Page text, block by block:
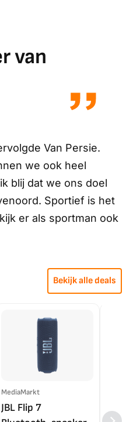
van
Van Persie.
we ook heel
blij dat we ons doel
Sportief is het
er als sportman ook
Bekijk alle deals
MediaMarkt
JBL Flip 7
LG